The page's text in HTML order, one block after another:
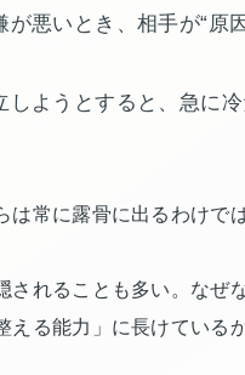
が悪いとき、相手が“原
しようとすると、急に
は常に露骨に出るわけで
されることも多い。なぜ
える能力」に長けている